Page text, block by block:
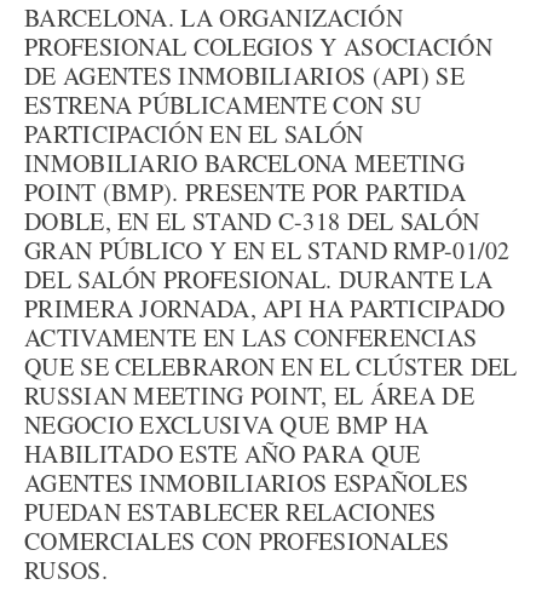
BARCELONA. LA ORGANIZACIÓN
PROFESIONAL COLEGIOS Y ASOCIACIÓN
DE AGENTES INMOBILIARIOS (API) SE
ESTRENA PÚBLICAMENTE CON SU
PARTICIPACIÓN EN EL SALÓN
INMOBILIARIO BARCELONA MEETING
POINT (BMP). PRESENTE POR PARTIDA
DOBLE, EN EL STAND C-318 DEL SALÓN
GRAN PÚBLICO Y EN EL STAND RMP-01/02
DEL SALÓN PROFESIONAL. DURANTE LA
PRIMERA JORNADA, API HA PARTICIPADO
ACTIVAMENTE EN LAS CONFERENCIAS
QUE SE CELEBRARON EN EL CLÚSTER DEL
RUSSIAN MEETING POINT, EL ÁREA DE
NEGOCIO EXCLUSIVA QUE BMP HA
HABILITADO ESTE AÑO PARA QUE
AGENTES INMOBILIARIOS ESPAÑOLES
PUEDAN ESTABLECER RELACIONES
COMERCIALES CON PROFESIONALES
RUSOS.